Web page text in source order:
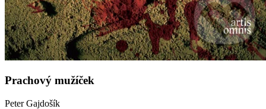
Prachový mužíček
Peter Gajdošík